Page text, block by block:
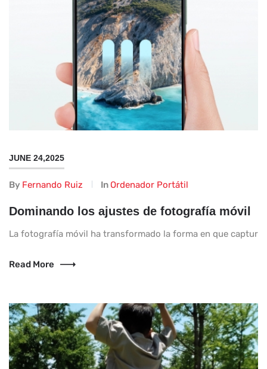
JUNE 24,2025
By Fernando Ruiz In Ordenador Portátil
Dominando los ajustes de fotografía móvil
La fotografía móvil ha transformado la forma en que
Read More